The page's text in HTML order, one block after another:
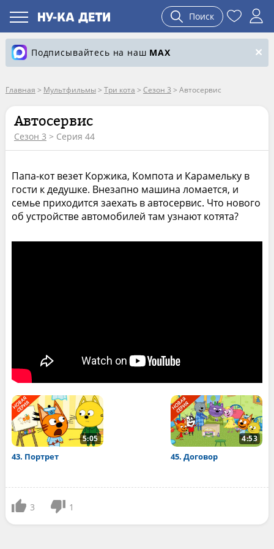
Поиск
Подписывайтесь на наш MAX
Главная > Мультфильмы > Три кота > Сезон 3 > Автосервис
Автосервис
Сезон 3 > Серия 44
Папа-кот везет Коржика, Компота и Карамельку в
гости к дедушке. Внезапно машина ломается, и
семье приходится заехать в автосервис. Что нового
об устройстве автомобилей там узнают котята?
5:05
43. Портрет
4:53
45. Договор
3 1